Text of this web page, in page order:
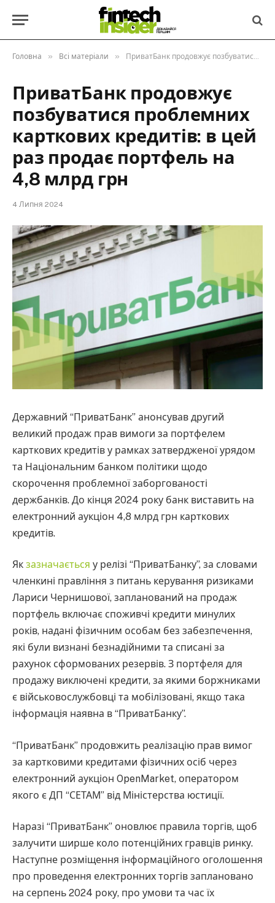
Головна » Всі матеріали » ПриватБанк продовжує позбуватися проблемних карткових кредитів: в цей раз продає портфель на 4,8 млрд грн
ПриватБанк продовжує
позбуватися проблемних
карткових кредитів: в цей
раз продає портфель на
4,8 млрд грн
4 Липня 2024
Державний “ПриватБанк” анонсував другий
великий продаж прав вимоги за портфелем
карткових кредитів у рамках затвердженої урядом
та Національним банком політики щодо
скорочення проблемної заборгованості
держбанків. До кінця 2024 року банк виставить на
електронний аукціон 4,8 млрд грн карткових
кредитів.
Як зазначається у релізі “ПриватБанку”, за словами
членкині правління з питань керування ризиками
Лариси Чернишової, запланований на продаж
портфель включає споживчі кредити минулих
років, надані фізичним особам без забезпечення,
які були визнані безнадійними та списані за
рахунок сформованих резервів. З портфеля для
продажу виключені кредити, за якими боржниками
є військовослужбовці та мобілізовані, якщо така
інформація наявна в “ПриватБанку”.
“ПриватБанк” продовжить реалізацію прав вимог
за картковими кредитами фізичних осіб через
електронний аукціон OpenMarket, оператором
якого є ДП “СЕТАМ” від Міністерства юстиції.
Наразі “ПриватБанк” оновлює правила торгів, щоб
залучити ширше коло потенційних гравців ринку.
Наступне розміщення інформаційного оголошення
про проведення електронних торгів заплановано
на серпень 2024 року, про умови та час їх